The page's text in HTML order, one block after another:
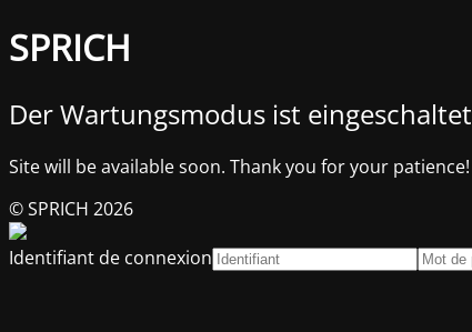
SPRICH
Der Wartungsmodus ist eingeschaltet
Site will be available soon. Thank you for your patience!
© SPRICH 2026
Identifiant de connexion